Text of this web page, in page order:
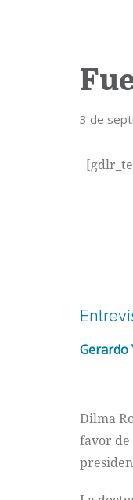
3 de
Gerardo
Dilma
favor de